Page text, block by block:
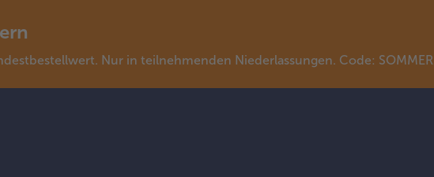
Nur in teilnehmenden Niederlassungen. Code: